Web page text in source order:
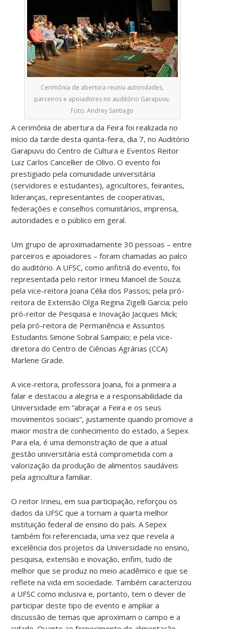
Cerimônia de abertura reuniu autoridades,
parceiros e apoiadores no auditório Garapuvu.
Foto: Andrey Santiago
A cerimônia de abertura da Feira foi realizada no
início da tarde desta quinta-feira, dia 7, no Auditório
Garapuvu do Centro de Cultura e Eventos Reitor
Luiz Carlos Cancellier de Olivo. O evento foi
prestigiado pela comunidade universitária
(servidores e estudantes), agricultores, feirantes,
lideranças, representantes de cooperativas,
federações e conselhos comunitários, imprensa,
autoridades e o público em geral.
Um grupo de aproximadamente 30 pessoas – entre
parceiros e apoiadores – foram chamadas ao palco
do auditório. A UFSC, como anfitriã do evento, foi
representada pelo reitor Irineu Manoel de Souza;
pela vice-reitora Joana Célia dos Passos; pela pró-
reitora de Extensão Olga Regina Zigelli Garcia; pelo
pró-reitor de Pesquisa e Inovação Jacques Mick;
pela pró-reitora de Permanência e Assuntos
Estudantis Simone Sobral Sampaio; e pela vice-
diretora do Centro de Ciências Agrárias (CCA)
Marlene Grade.
A vice-reitora, professora Joana, foi a primeira a
falar e destacou a alegria e a responsabilidade da
Universidade em “abraçar a Feira e os seus
movimentos sociais”, justamente quando promove a
maior mostra de conhecimento do estado, a Sepex.
Para ela, é uma demonstração de que a atual
gestão universitária está comprometida com a
valorização da produção de alimentos saudáveis
pela agricultura familiar.
O reitor Irineu, em sua participação, reforçou os
dados da UFSC que a tornam a quarta melhor
instituição federal de ensino do país. A Sepex
também foi referenciada, uma vez que revela a
excelência dos projetos da Universidade no ensino,
pesquisa, extensão e inovação, enfim, tudo de
melhor que se produz no meio acadêmico e que se
reflete na vida em sociedade. Também caracterizou
a UFSC como inclusiva e, portanto, tem o dever de
participar deste tipo de evento e ampliar a
discussão de temas que aproximam o campo e a